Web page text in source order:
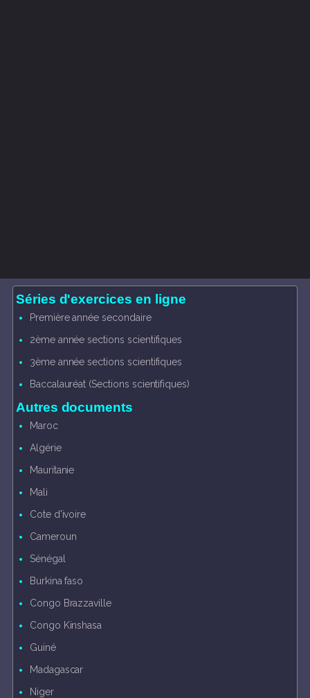
Séries d'exercices en ligne
Première année secondaire
2ème année sections scientifiques
3ème année sections scientifiques
Baccalauréat (Sections scientifiques)
Autres documents
Maroc
Algérie
Mauritanie
Mali
Cote d'ivoire
Cameroun
Sénégal
Burkina faso
Congo Brazzaville
Congo Kinshasa
Guiné
Madagascar
Niger